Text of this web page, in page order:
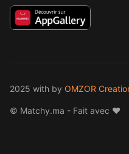
2025 with by OMZOR
© Matchy.ma - Fait avec ❤️